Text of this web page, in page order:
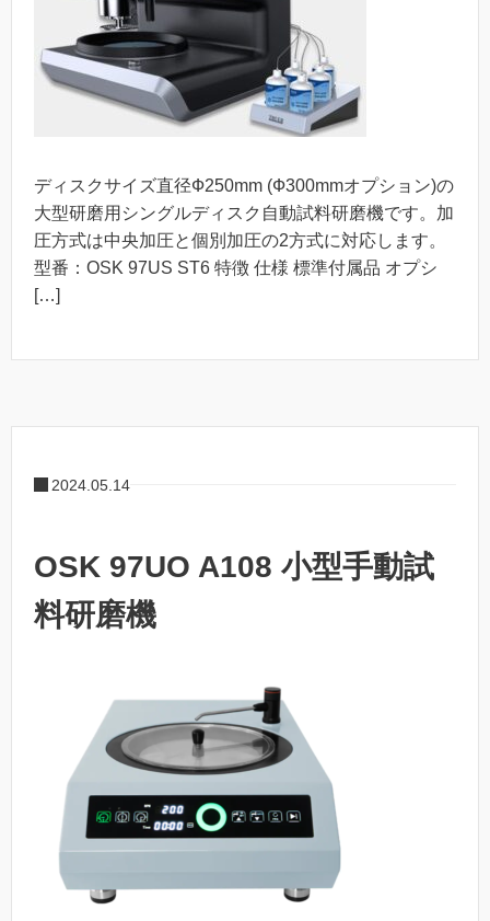
ディスクサイズ直径Ф250mm (Ф300mmオプション)の
大型研磨用シングルディスク自動試料研磨機です。加
圧方式は中央加圧と個別加圧の2方式に対応します。
型番：OSK 97US ST6 特徴 仕様 標準付属品 オプシ
[…]
2024.05.14
OSK 97UO A108 小型手動試
料研磨機